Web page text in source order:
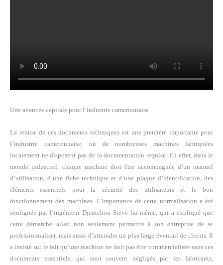
Une avancée capitale pour l’industrie camerounaise
La remise de ces documents techniques est une première importante pour
l’industrie camerounaise, où de nombreuses machines fabriquées
localement ne disposent pas de la documentation requise. En effet, dans le
monde industriel, chaque machine doit être accompagnée d’un manuel
d’utilisation, d’une fiche technique et d’une plaque d’identification, des
éléments essentiels pour la sécurité des utilisateurs et le bon
fonctionnement des machines. L’importance de cette normalisation a été
soulignée par l’ingénieur Djeutchou Steve lui-même, qui a expliqué que
cette démarche allait non seulement permettre à son entreprise de se
professionnaliser, mais aussi d’atteindre un plus large éventail de clients. Il
a insisté sur le fait qu’une machine ne doit pas être commercialisée sans ces
documents essentiels, qui sont souvent négligés par les fabricants,